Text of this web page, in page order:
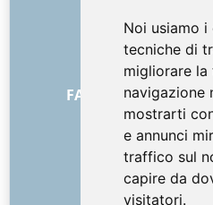
Noi usiamo
tecniche di
migliorare la
navigazione
mostrarti
e annunci
traffico sul
capire da
visitatori.
Come è
Listino
Termini
FAQ - per i clienti
Pubblicità e
SOCIAL